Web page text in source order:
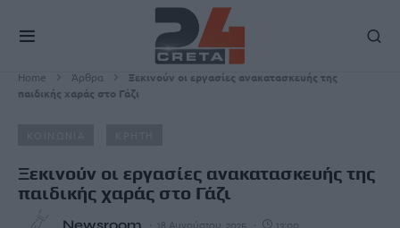
Home Άρθρα
Ξεκινούν οι εργασίες ανακατασκευής της
παιδικής χαράς στο Γάζι
Ξεκινούν οι εργασίες ανακατασκευής της
παιδικής χαράς στο Γάζι
18 Αυγούστου, 2025 13:00